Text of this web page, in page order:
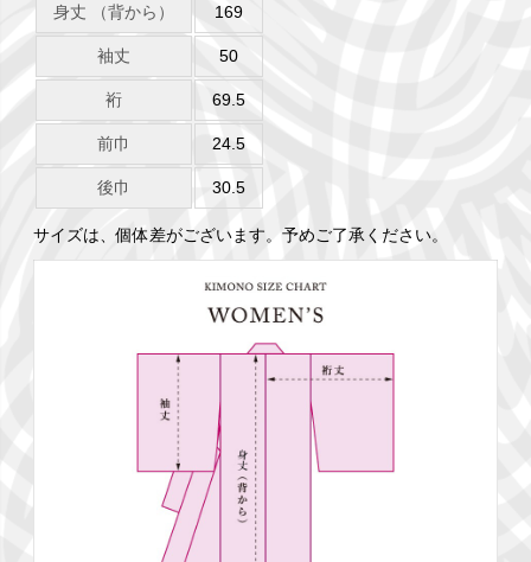
身丈 （背から） 169
袖丈 50
裄 69.5
前巾 24.5
後巾 30.5
サイズは、個体差がございます。予めご了承ください。